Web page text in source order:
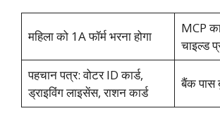
महिला को 1A फॉर्म भरना होगा
MCP
चाइल्ड
पहचान पत्र: वोटर ID कार्ड,
ड्राइविंग लाइसेंस, राशन कार्ड
बैंक पास